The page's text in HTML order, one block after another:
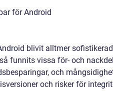
för Android
blivit alltmer
funnits vissa för- och
och
och risker för